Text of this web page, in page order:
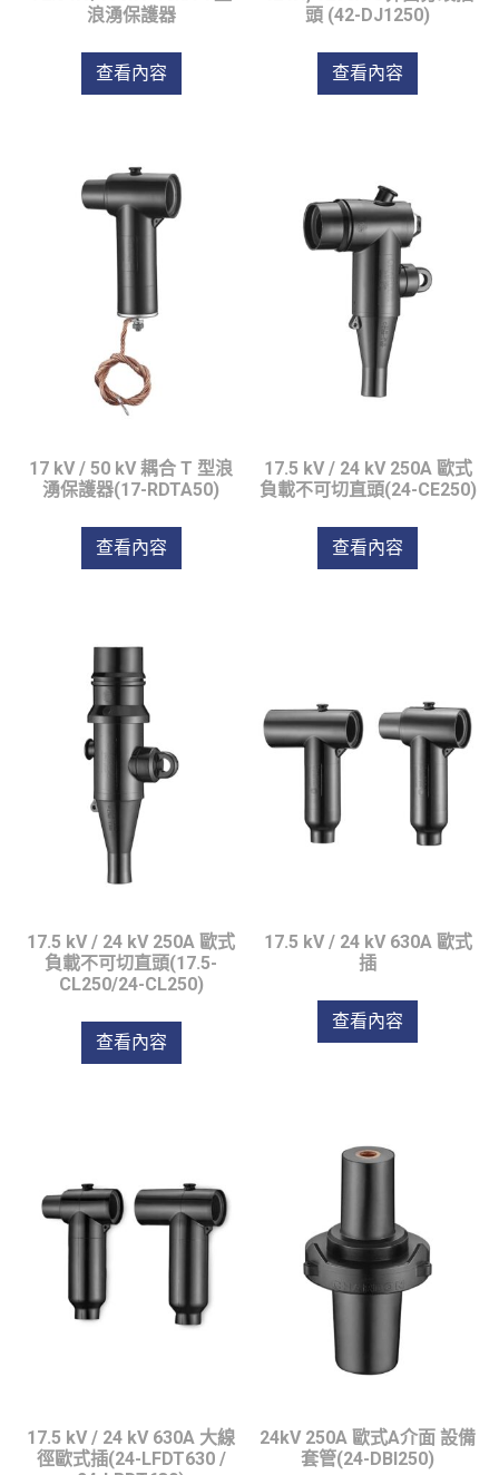
浪湧保護器
查看內容
頭 (42-DJ1250)
查看內容
17 kV / 50 kV 耦合 T 型浪
湧保護器(17-RDTA50)
查看內容
17.5 kV / 24 kV 250A 歐式
負載不可切直頭(24-CE250)
查看內容
17.5 kV / 24 kV 250A 歐式
負載不可切直頭(17.5-
CL250/24-CL250)
查看內容
17.5 kV / 24 kV 630A 歐式
插
查看內容
17.5 kV / 24 kV 630A 大線
徑歐式插(24-LFDT630 /
24kV 250A 歐式A介面 設備
套管(24-DBI250)